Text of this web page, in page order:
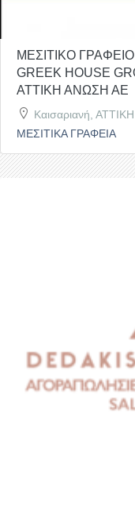
ΜΕΣΙΤΙΚΟ
GREEK HOUSE
ΑΤΤΙΚΗ ΑΝΩΣΗ ΑΕ
Καισαριανή, ΑΤΤΙΚΗ
ΜΕΣΙΤΙΚΑ ΓΡΑΦΕΙΑ